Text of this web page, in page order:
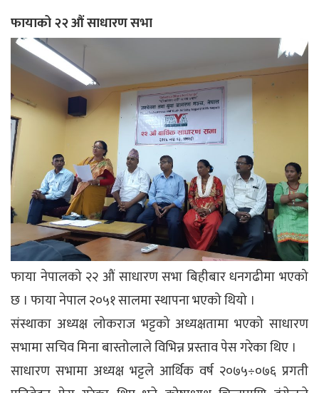
फायाको २२ औं साधारण सभा
फाया नेपालको २२ औं साधारण सभा बिहीबार धनगढीमा भएको
छ । फाया नेपाल २०५१ सालमा स्थापना भएको थियो ।
संस्थाका अध्यक्ष लोकराज भट्टको अध्यक्षतामा भएको साधारण
सभामा सचिव मिना बास्तोलाले विभिन्न प्रस्ताव पेस गरेका थिए ।
साधारण सभामा अध्यक्ष भट्टले आर्थिक वर्ष २०७५÷०७६ प्रगती